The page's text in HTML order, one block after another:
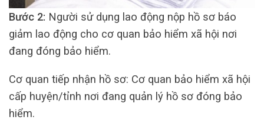
Bước 2: Người sử dụng lao động nộp hồ sơ báo
giảm lao động cho cơ quan bảo hiểm xã hội nơi
đang đóng bảo hiểm.
Cơ quan tiếp nhận hồ sơ: Cơ quan bảo hiểm xã hội
cấp huyện/tỉnh nơi đang quản lý hồ sơ đóng bảo
hiểm.